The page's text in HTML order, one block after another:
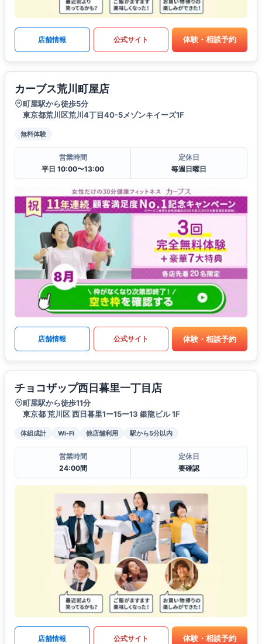
店舗情報 公式サイト 体験・相談予約
カーブス荒川町屋店
町屋駅から徒歩5分
東京都荒川区荒川4丁目40-5メゾンキイーズ1F
無料体験
営業時間
平日 10:00〜13:00
定休日
毎週日曜日
店舗情報 公式サイト 体験・相談予約
チョコザップ西日暮里一丁目店
町屋駅から徒歩11分
東京都 荒川区 西日暮里1ー15ー13 銀龍ビル 1F
体組成計 Wi-Fi 他店舗利用 駅から5分以内
営業時間
24:00間
定休日
要確認
店舗情報 公式サイト 体験・相談予約